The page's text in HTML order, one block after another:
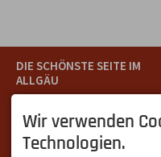
DIE SCHÖNSTE SEITE IM
ALLGÄU
Teil des Oberallgäus. Es
verbindet die Tourismus-
Destinationen Oberstdorf,
Wir verwenden
Technologien.